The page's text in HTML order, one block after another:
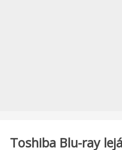
Toshiba Blu-ray